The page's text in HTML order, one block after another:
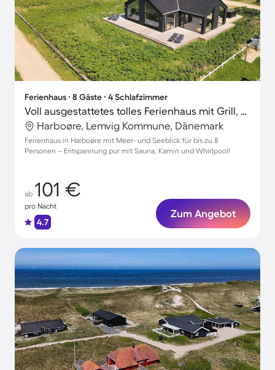
Ferienhaus ∙ 8 Gäste ∙ 4 Schlafzimmer
Voll ausgestattetes tolles Ferienhaus mit Grill, Terrasse und Whirlpool | Seeblick | Strand in der Nähe | Haustierfreundlich
Harboøre, Lemvig Kommune, Dänemark
Ferienhaus in Harboøre mit Meer- und Seeblick für bis zu 8
Personen – Entspannung pur mit Sauna, Kamin und Whirlpool!
ab 101 €
pro Nacht
4.7
Zum Angebot